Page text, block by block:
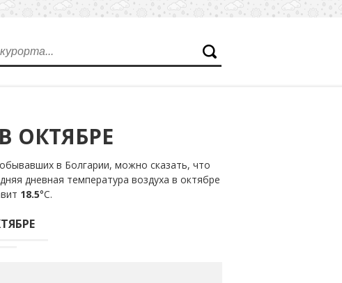
ОКТЯБРЕ
в Болгарии, можно сказать, что
дневная температура воздуха в октябре
18.5°С.